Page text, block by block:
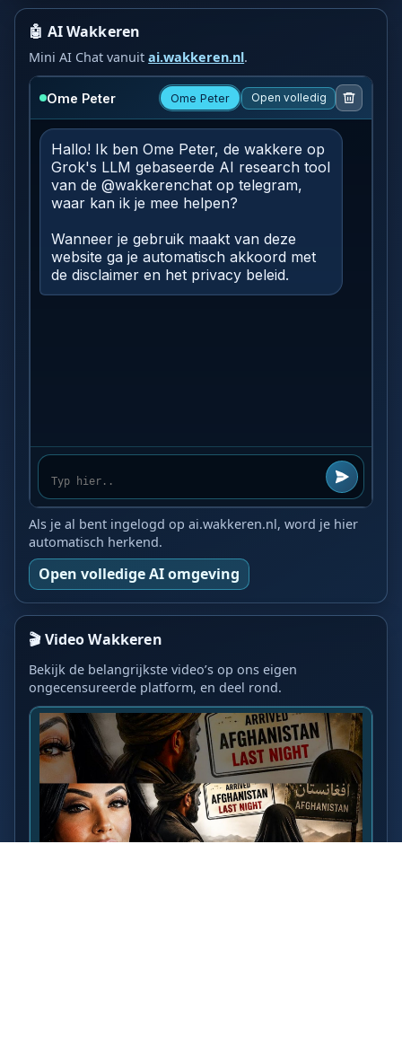
🤖 AI Wakkeren
Mini AI Chat vanuitai.wakkeren.nl.
Als je al bent ingelogd op ai.wakkeren.nl, word je hier
automatisch herkend.
Open volledige AI omgeving
🎬 Video Wakkeren
Bekijk de belangrijkste video’s op ons eigen
ongecensureerde platform, en deel rond.